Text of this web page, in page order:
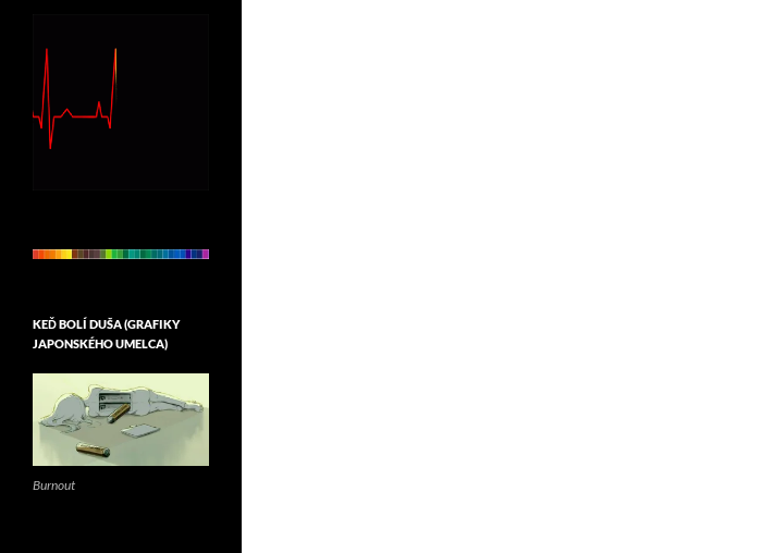
KEĎ BOLÍ DUŠA (GRAFIKY
JAPONSKÉHO UMELCA)
Burnout